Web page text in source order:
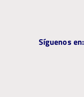
Síguenos en: